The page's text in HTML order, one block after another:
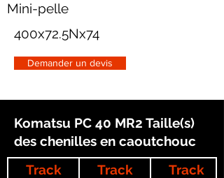
Mini-pelle
400x72.5Nx74
Demander un devis
Komatsu PC 40 MR2 Taille(s)
des chenilles en caoutchouc
Track
Track
Track